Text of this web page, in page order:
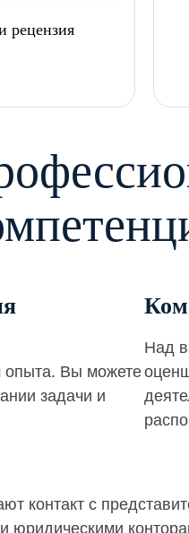
рецензия
опыта. Вы можете
задачи и
Над
контакт с